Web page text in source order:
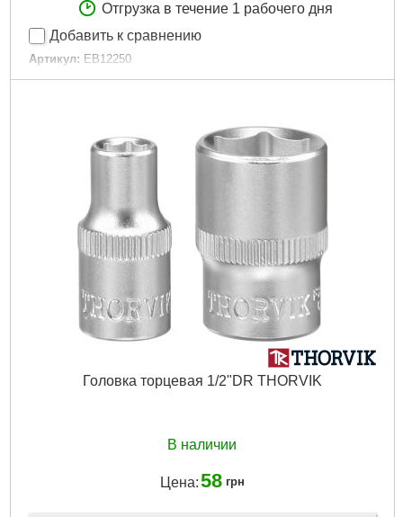
Отгрузка в течение 1 рабочего дня
Добавить к сравнению
Артикул: EB12250
Код товара: 22.58.08
Головка торцевая 1/2"DR THORVIK
В наличии
Цена:58 грн